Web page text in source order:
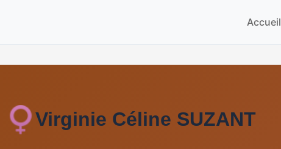
Accueil
Virginie Céline SUZANT